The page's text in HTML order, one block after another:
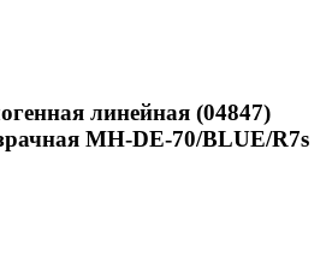
линейная (04847)
MH-DE-70/BLUE/R7s